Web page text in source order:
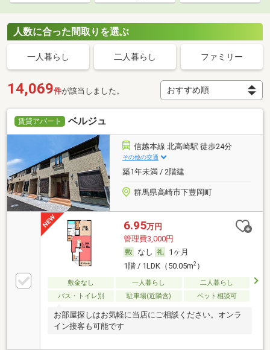
人数に合った間取りを選ぶ
一人暮らし 二人暮らし ファミリー
14,069件が該当しました。
賃貸アパート ベルジュ
信越本線 北高崎駅 徒歩24分
その他の交通
築1年未満 / 2階建
群馬県高崎市下豊岡町
6.95万円
管理費3,000円
なし
1ヶ月
1階 / 1LDK（50.05m2）
敷金なし 一人暮らし
二人暮らし
バス・トイレ別
駐車場(近隣含) ペット相談可
お部屋探しはお気軽に当店にご相談ください。オンラ
イン接客も可能です